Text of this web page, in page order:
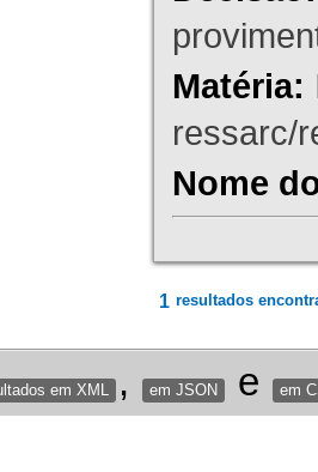
Matéria:
ressarc/
Nome
1 resultados
em XML , em JSON e em